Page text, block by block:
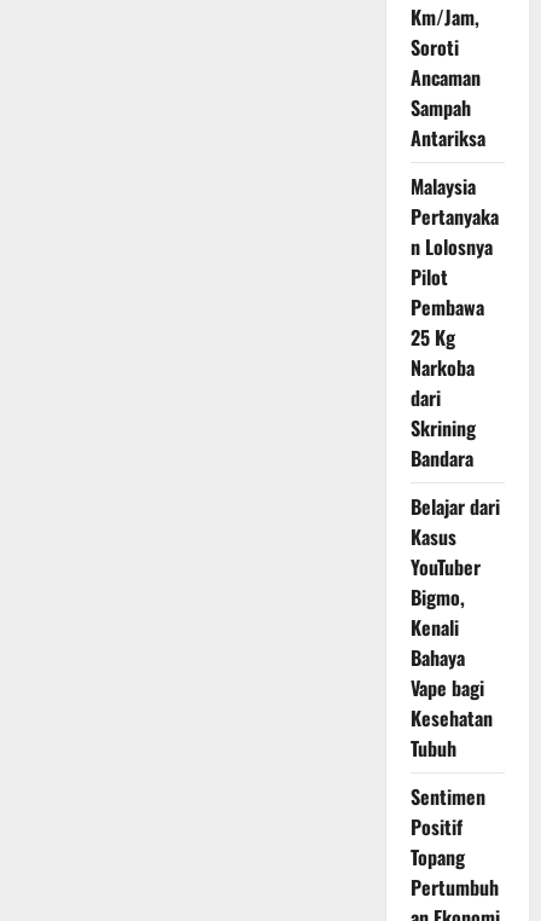
Km/Jam,
Soroti
Ancaman
Sampah
Antariksa
Malaysia
Pertanyaka
n Lolosnya
Pilot
Pembawa
25 Kg
Narkoba
dari
Skrining
Bandara
Belajar dari
Kasus
YouTuber
Bigmo,
Kenali
Bahaya
Vape bagi
Kesehatan
Tubuh
Sentimen
Positif
Topang
Pertumbuh